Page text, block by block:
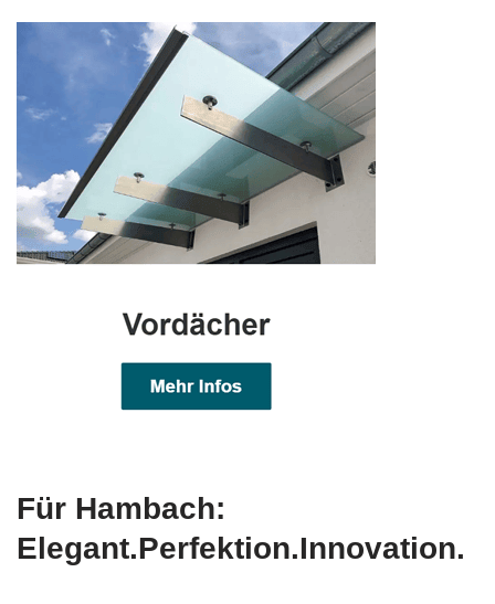
Für Hambach:
Elegant.Perfektion.Innovation.